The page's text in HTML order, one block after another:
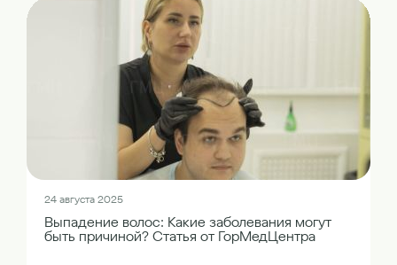
24 августа 2025
Выпадение волос: Какие заболевания могут
быть причиной? Статья от ГорМедЦентра